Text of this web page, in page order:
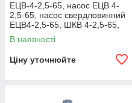
ЕЦВ-4-2,5-65, насос ЕЦВ 4-
2,5-65, насос свердловинний
ЕЦВ4-2,5-65, ШКВ 4-2,5-65,
насос ЕЦВ 4
В наявності
Ціну уточнюйте